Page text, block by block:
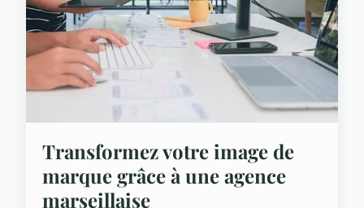
Transformez votre image de
marque grâce à une agence
marseillaise